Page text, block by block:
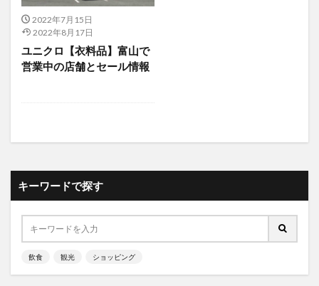
2022年7月15日
2022年8月17日
ユニクロ【衣料品】富山で
営業中の店舗とセール情報
キーワードで探す
飲食 観光 ショッピング